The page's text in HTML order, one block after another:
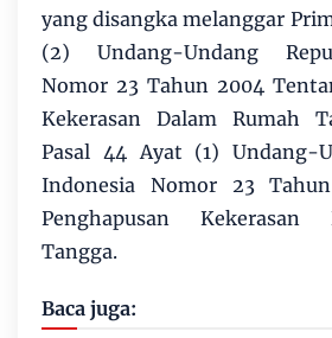
yang disangka melanggar
(2) Undang-Undang
Nomor 23 Tahun 2004
Kekerasan Dalam Rumah
Pasal 44 Ayat (1) Undang-
Indonesia Nomor 23
Penghapusan Kekerasan
Tangga.
Baca juga: